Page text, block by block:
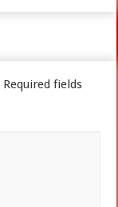
Required fields